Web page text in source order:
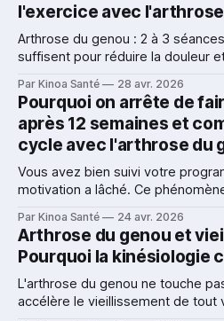
l'exercice avec
Arthrose du genou : 2 à 3
suffisent pour réduire la douleur
Kinoa Santé.
Par Kinoa Santé 28 avr. 2026
Pourquoi on arrête de
après 12 semaines et
cycle avec l'arthrose du
Vous avez bien suivi votre
motivation a lâché. Ce
aide vraiment à long terme.
Par Kinoa Santé 24 avr. 2026
Arthrose du genou et
Pourquoi la kinésiologie
L'arthrose du genou ne touche
accélère le vieillissement de tout